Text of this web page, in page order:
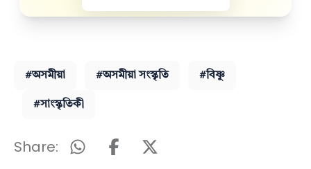
#অসমীয়া #অসমীয়া সংস্কৃতি #বিষ্ণু
#সাংস্কৃতিকী
Share: